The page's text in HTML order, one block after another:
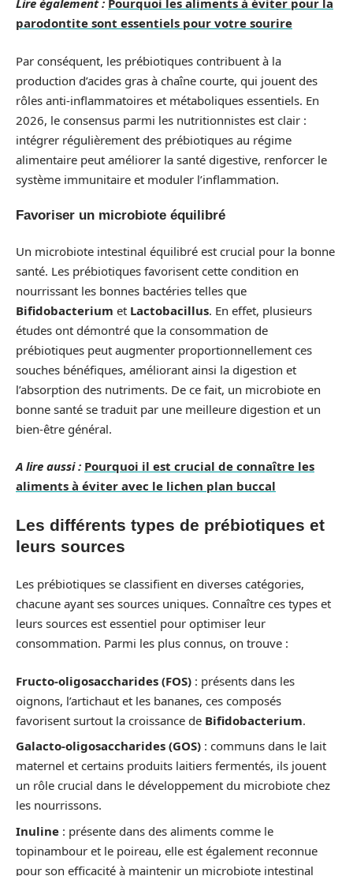
Lire également : Pourquoi les aliments à éviter pour la
parodontite sont essentiels pour votre sourire
Par conséquent, les prébiotiques contribuent à la
production d’acides gras à chaîne courte, qui jouent des
rôles anti-inflammatoires et métaboliques essentiels. En
2026, le consensus parmi les nutritionnistes est clair :
intégrer régulièrement des prébiotiques au régime
alimentaire peut améliorer la santé digestive, renforcer le
système immunitaire et moduler l’inflammation.
Favoriser un microbiote équilibré
Un microbiote intestinal équilibré est crucial pour la bonne
santé. Les prébiotiques favorisent cette condition en
nourrissant les bonnes bactéries telles que
Bifidobacterium et Lactobacillus. En effet, plusieurs
études ont démontré que la consommation de
prébiotiques peut augmenter proportionnellement ces
souches bénéfiques, améliorant ainsi la digestion et
l’absorption des nutriments. De ce fait, un microbiote en
bonne santé se traduit par une meilleure digestion et un
bien-être général.
A lire aussi : Pourquoi il est crucial de connaître les
aliments à éviter avec le lichen plan buccal
Les différents types de prébiotiques et
leurs sources
Les prébiotiques se classifient en diverses catégories,
chacune ayant ses sources uniques. Connaître ces types et
leurs sources est essentiel pour optimiser leur
consommation. Parmi les plus connus, on trouve :
Fructo-oligosaccharides (FOS) : présents dans les
oignons, l’artichaut et les bananes, ces composés
favorisent surtout la croissance de Bifidobacterium.
Galacto-oligosaccharides (GOS) : communs dans le lait
maternel et certains produits laitiers fermentés, ils jouent
un rôle crucial dans le développement du microbiote chez
les nourrissons.
Inuline : présente dans des aliments comme le
topinambour et le poireau, elle est également reconnue
pour son efficacité à maintenir un microbiote intestinal